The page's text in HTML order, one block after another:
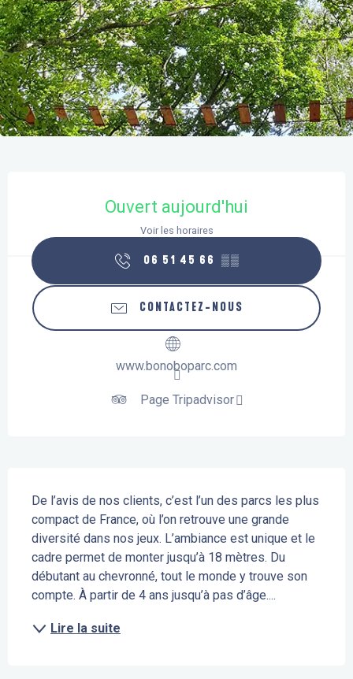
Ouvert aujourd'hui
Voir les horaires
06 51 45 66 ▒▒
CONTACTEZ-NOUS
www.bonoboparc.com
Page Tripadvisor
De l’avis de nos clients, c’est l’un des parcs les plus
compact de France, où l’on retrouve une grande
diversité dans nos jeux. L’ambiance est unique et le
cadre permet de monter jusqu’à 18 mètres. Du
débutant au chevronné, tout le monde y trouve son
compte. À partir de 4 ans jusqu’à pas d’âge....
Lire la suite